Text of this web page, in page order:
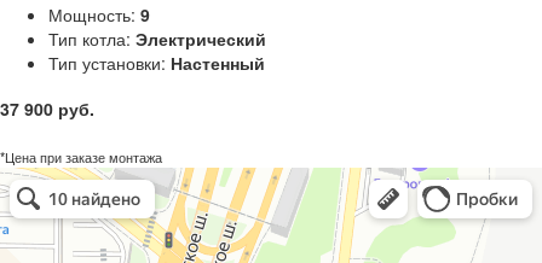
Мощность: 9
Тип котла: Электрический
Тип установки: Настенный
37 900 руб.
*Цена при заказе монтажа